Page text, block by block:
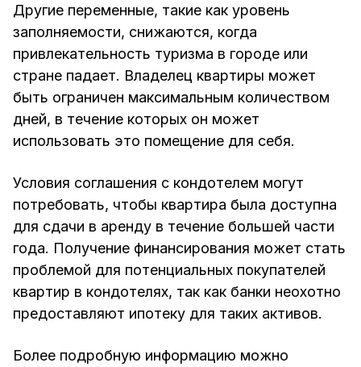
Другие переменные, такие как уровень
заполняемости, снижаются, когда
привлекательность туризма в городе или
стране падает. Владелец квартиры может
быть ограничен максимальным количеством
дней, в течение которых он может
использовать это помещение для себя.
Условия соглашения с кондотелем могут
потребовать, чтобы квартира была доступна
для сдачи в аренду в течение большей части
года. Получение финансирования может стать
проблемой для потенциальных покупателей
квартир в кондотелях, так как банки неохотно
предоставляют ипотеку для таких активов.
Более подробную информацию можно